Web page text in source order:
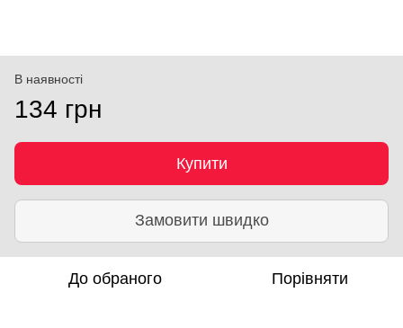
В наявності
134 грн
Купити
Замовити швидко
До обраного Порівняти